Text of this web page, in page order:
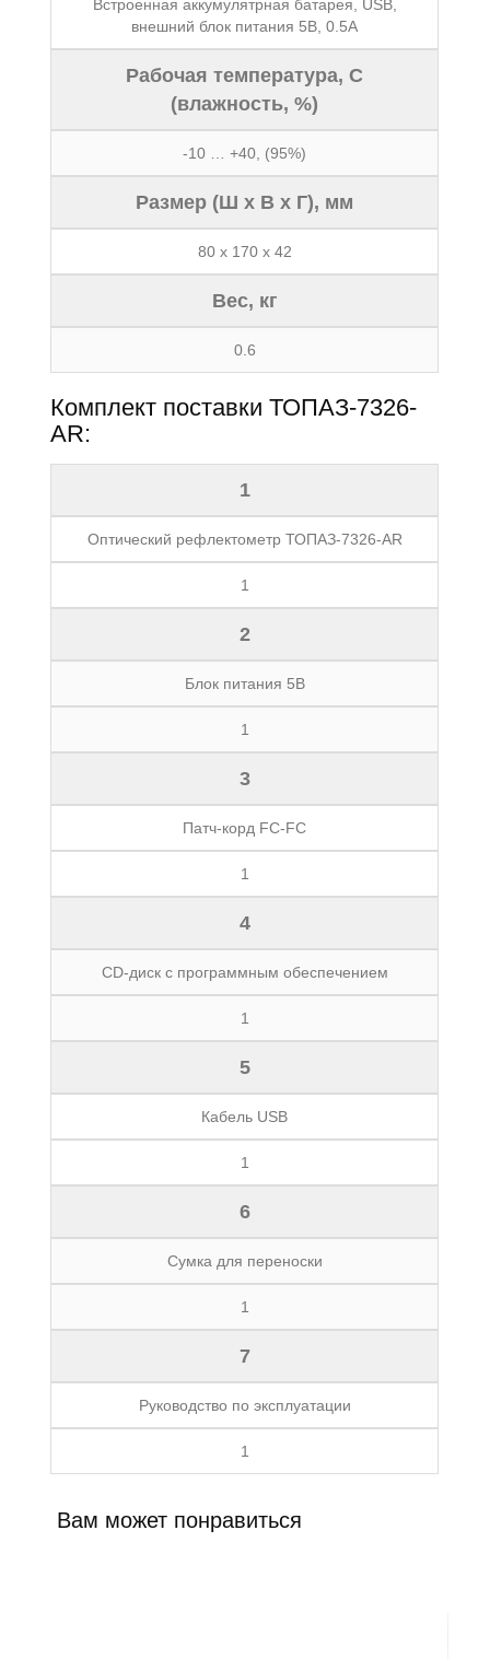
Встроенная аккумулятрная батарея, USB,
внешний блок питания 5В, 0.5А
Рабочая температура, C
(влажность, %)
-10 … +40, (95%)
Размер (Ш x В x Г), мм
80 x 170 x 42
Вес, кг
0.6
Комплект поставки ТОПАЗ-7326-
AR:
1
Оптический рефлектометр ТОПАЗ-7326-AR
1
2
Блок питания 5В
1
3
Патч-корд FC-FC
1
4
CD-диск с программным обеспечением
1
5
Кабель USB
1
6
Сумка для переноски
1
7
Руководство по эксплуатации
1
Вам может понравиться